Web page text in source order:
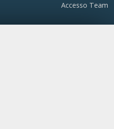
Accesso Team